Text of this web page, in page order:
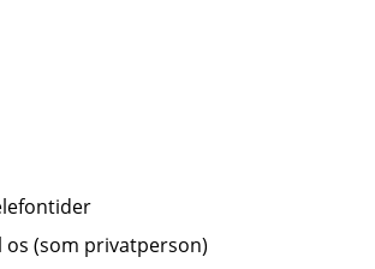
os (som privatperson)